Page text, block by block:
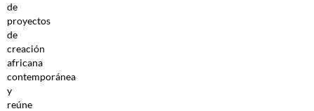
de
proyectos
de
creación
africana
contemporánea
y
reúne